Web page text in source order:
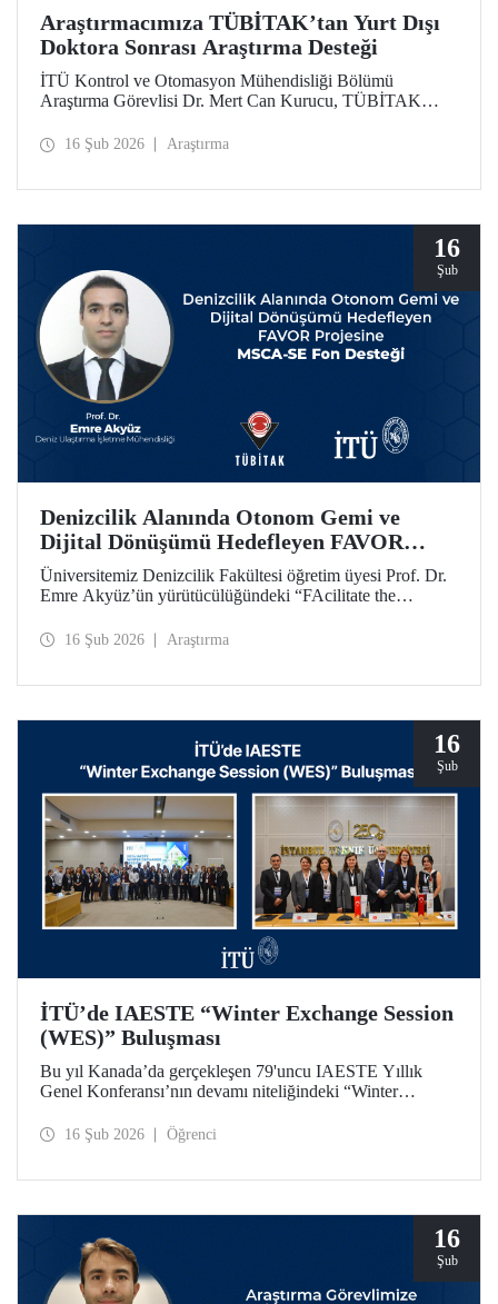
Araştırmacımıza TÜBİTAK’tan Yurt Dışı
Doktora Sonrası Araştırma Desteği
İTÜ Kontrol ve Otomasyon Mühendisliği Bölümü
Araştırma Görevlisi Dr. Mert Can Kurucu, TÜBİTAK
kapsamında desteklenmeye hak kazandı. Dr. Kurucu,
16 Şub 2026 Araştırma
16
Şub
Denizcilik Alanında Otonom Gemi ve
Dijital Dönüşümü Hedefleyen FAVOR
Projesine MSCA-SE Fon Desteği
Üniversitemiz Denizcilik Fakültesi öğretim üyesi Prof. Dr.
Emre Akyüz’ün yürütücülüğündeki “FAcilitate the
(FAVOR)” başlıklı 1.182.360 avro bütçeli AB HORIZON
16 Şub 2026 Araştırma
16
Şub
İTÜ’de IAESTE “Winter Exchange Session
(WES)” Buluşması
Bu yıl Kanada’da gerçekleşen 79'uncu IAESTE Yıllık
Genel Konferansı’nın devamı niteliğindeki “Winter
Üniversitesi ev sahipliğinde, Süleyman Demirel Kültür
16 Şub 2026 Öğrenci
16
Şub